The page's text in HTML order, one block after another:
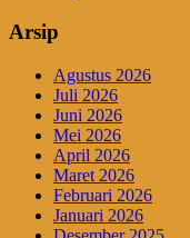
Arsip
Agustus 2026
Juli 2026
Juni 2026
Mei 2026
April 2026
Maret 2026
Februari 2026
Januari 2026